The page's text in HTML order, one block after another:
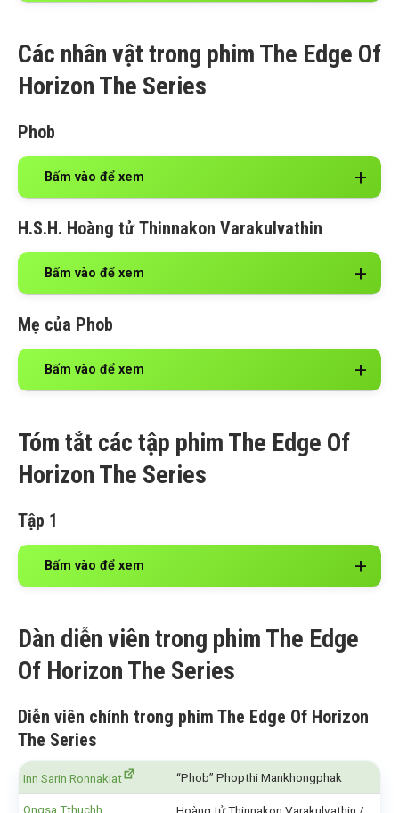
Các nhân vật trong phim The Edge Of
Horizon The Series
Phob
Bấm vào để xem
H.S.H. Hoàng tử Thinnakon Varakulvathin
Bấm vào để xem
Mẹ của Phob
Bấm vào để xem
Tóm tắt các tập phim The Edge Of
Horizon The Series
Tập 1
Bấm vào để xem
Dàn diễn viên trong phim The Edge
Of Horizon The Series
Diễn viên chính trong phim The Edge Of Horizon
The Series
Inn Sarin Ronnakiat “Phob” Phopthi Mankhongphak
Ongsa Tthuchh